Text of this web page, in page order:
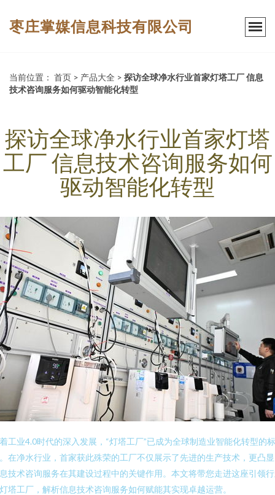
枣庄掌媒信息科技有限公司
当前位置： 首页 > 产品大全 > 探访全球净水行业首家灯塔工厂 信息
技术咨询服务如何驱动智能化转型
探访全球净水行业首家灯塔
工厂 信息技术咨询服务如何
驱动智能化转型
工业4.0时代的深入发展，“灯塔工厂”已成为全球制造业智能化转型的标
在净水行业，首家获此殊荣的工厂不仅展示了先进的生产技术，更凸
技术咨询服务在其建设过程中的关键作用。本文将带您走进这座引领
塔工厂，解析信息技术咨询服务如何赋能其实现卓越运营。